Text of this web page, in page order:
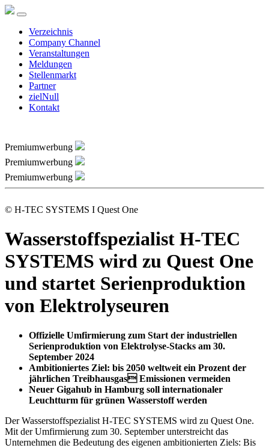
Verzeichnis
Company Channel
Veranstaltungen
Meldungen
Stellenmarkt
Partner
zielNull
Kontakt
Premiumwerbung
Premiumwerbung
Premiumwerbung
© H-TEC SYSTEMS I Quest One
Wasserstoffspezialist H-TEC
SYSTEMS wird zu Quest One
und startet Serienproduktion
von Elektrolyseuren
Offizielle Umfirmierung zum Start der industriellen
Serienproduktion von Elektrolyse-Stacks am 30.
September 2024
Ambitioniertes Ziel: bis 2050 weltweit ein Prozent der
jährlichen Treibhausgas Emissionen vermeiden
Neuer Gigahub in Hamburg soll internationaler
Leuchtturm für grünen Wasserstoff werden
Der Wasserstoffspezialist H-TEC SYSTEMS wird zu Quest One.
Mit der Umfirmierung zum 30. September unterstreicht das
Unternehmen die Bedeutung des eigenen ambitionierten Ziels: Bis